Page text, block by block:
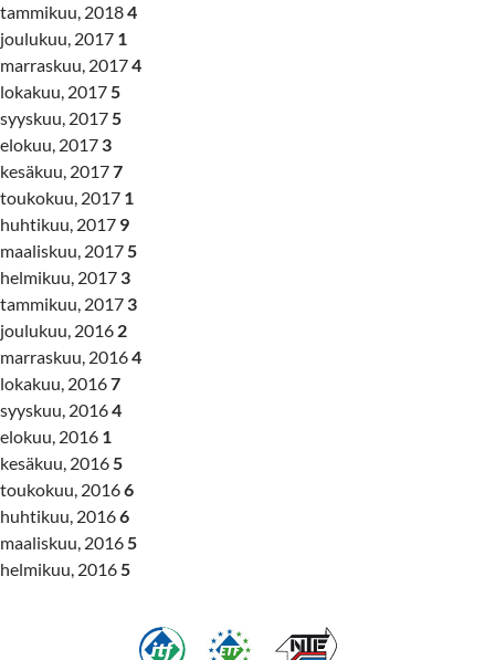
tammikuu, 20184
joulukuu, 2017 1
marraskuu, 20174
lokakuu, 20175
syyskuu, 20175
elokuu, 2017 3
kesäkuu, 20177
toukokuu, 2017 1
huhtikuu, 2017 9
maaliskuu, 20175
helmikuu, 2017 3
tammikuu, 2017 3
joulukuu, 2016 2
marraskuu, 20164
lokakuu, 20167
syyskuu, 20164
elokuu, 2016 1
kesäkuu, 20165
toukokuu, 20166
huhtikuu, 20166
maaliskuu, 20165
helmikuu, 20165